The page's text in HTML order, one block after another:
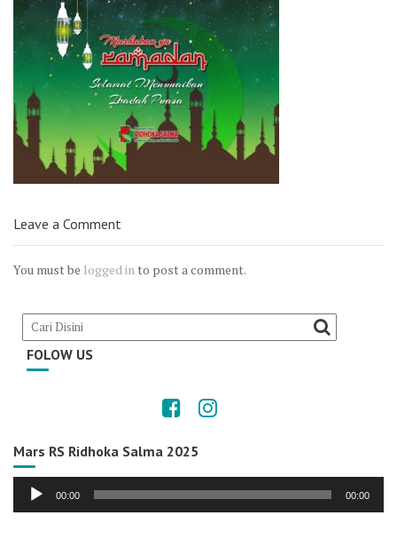
Leave a Comment
You must be logged in to post a comment.
FOLOW US
Mars RS Ridhoka Salma 2025
Audio
00:00 00:00